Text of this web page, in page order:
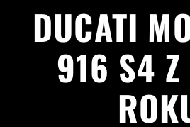
DUCATI
916 S4